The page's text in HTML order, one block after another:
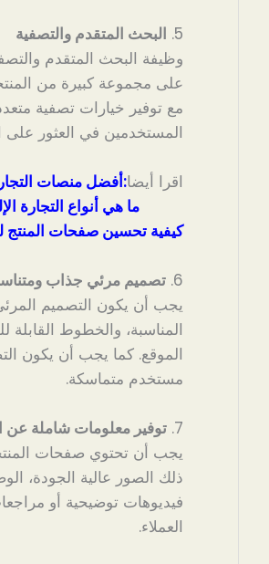
5. البحث المتقدم والتصفية
وظيفة البحث المتقدم
على مجموعة كبيرة من
مع توفير خيارات تصفية
المستخدمين في العثور على
اقرا أيضا:أفضل منصات
ما هي أنواع التجارة
كيفية تحسين صفحات المنتج
6. تصميم مرئي جذاب
يجب أن يكون التصميم المرئي
المناسبة، والخطوط
الموقع. كما يجب أن يكون
مستخدم متماسكة.
7. توفير معلومات شاملة عن
يجب أن تحتوي صفحات
ذلك الصور عالية الجودة،
فيديوهات توضيحية أو
العملاء.